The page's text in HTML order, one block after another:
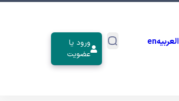
العربیهen
ورود یا
عضویت